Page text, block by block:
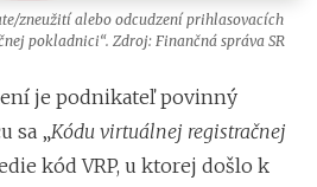
zneužití alebo odcudzení prihlasovacích
pokladnici“. Zdroj: Finančná správa SR
je podnikateľ povinný
sa „Kódu virtuálnej registračnej
kód VRP, u ktorej došlo k